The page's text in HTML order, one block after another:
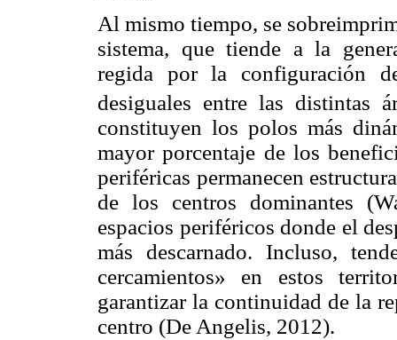
Al mismo tiempo, se
sistema, que tiende a la
regida por la configuración
desiguales entre las distintas
constituyen los polos más
mayor porcentaje de los
periféricas permanecen
de los centros dominantes (
espacios periféricos donde el
más descarnado. Incluso,
cercamientos» en estos
garantizar la continuidad de la
centro (De Angelis, 2012).